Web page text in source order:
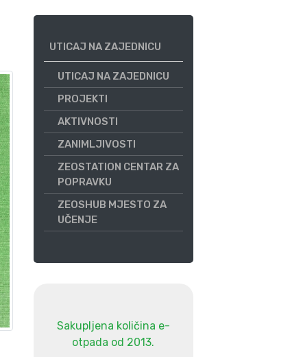
UTICAJ NA ZAJEDNICU
UTICAJ NA ZAJEDNICU
PROJEKTI
AKTIVNOSTI
ZANIMLJIVOSTI
ZEOSTATION CENTAR ZA
POPRAVKU
ZEOSHUB MJESTO ZA
UČENJE
Sakupljena količina e-
otpada od 2013.